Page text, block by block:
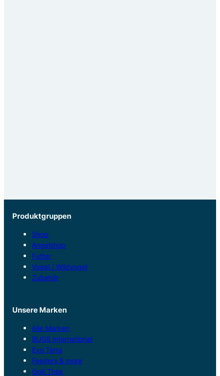
Produktgruppen
Shop
Angelshop
Futter
Vogel / Wildvogel
Zubehör
Unsere Marken
Alle Marken
BUGS International
Exo Terra
Feeders & more
Golli Thek